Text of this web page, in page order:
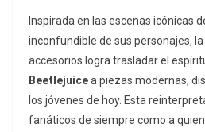
Inspirada en las escenas icónicas
inconfundible de sus personajes,
accesorios logra trasladar el
Beetlejuicea piezas modernas,
los jóvenes de hoy. Esta
fanáticos de siempre como a